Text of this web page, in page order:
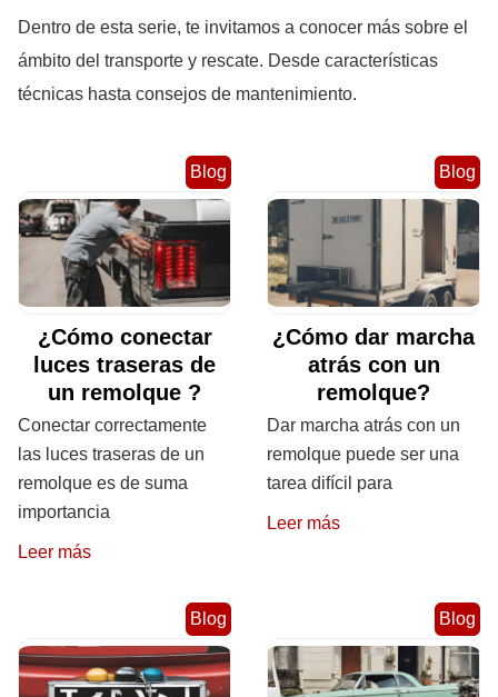
Dentro de esta serie, te invitamos a conocer más sobre el
ámbito del transporte y rescate. Desde características
técnicas hasta consejos de mantenimiento.
Blog
¿Cómo conectar
luces traseras de
un remolque ?
Conectar correctamente
las luces traseras de un
remolque es de suma
importancia
Leer más
Blog
¿Cómo dar marcha
atrás con un
remolque?
Dar marcha atrás con un
remolque puede ser una
tarea difícil para
Leer más
Blog Blog